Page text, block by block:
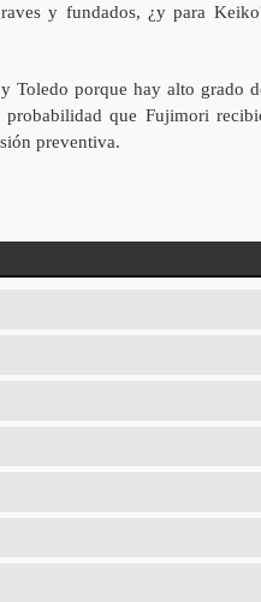
y fundados, ¿y para
Toledo porque hay alto grado
que Fujimori
preventiva.